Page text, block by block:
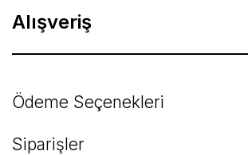
Alışveriş
Ödeme Seçenekleri
Siparişler